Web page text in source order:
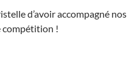
d’avoir accompagné nos
compétition !